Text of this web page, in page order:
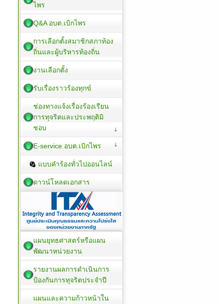
ไพร
Q&A อบต.เบิกไพร
การเลือกตั้งสมาชิกสภาท้อง
ถิ่นและผู้บริหารท้องถิ่น
งานเลือกตั้ง
รับเรื่องราวร้องทุกข์
ช่องทางแจ้งเรื่องร้องเรียน
การทุจริตและประพฤติมิ
ชอบ
E-service อบต.เบิกไพร
แบบคำร้องทั่วไปออนไลน์
ดาวน์โหลดเอกสาร
แผนยุทธศาสตร์หรือแผน
พัฒนาหน่วยงาน
รายงานผลการดำเนินการ
ป้องกันการทุจริตประจำปี
แผนและความก้าวหน้าใน